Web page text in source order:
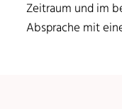
Zeitraum und im
Absprache mit